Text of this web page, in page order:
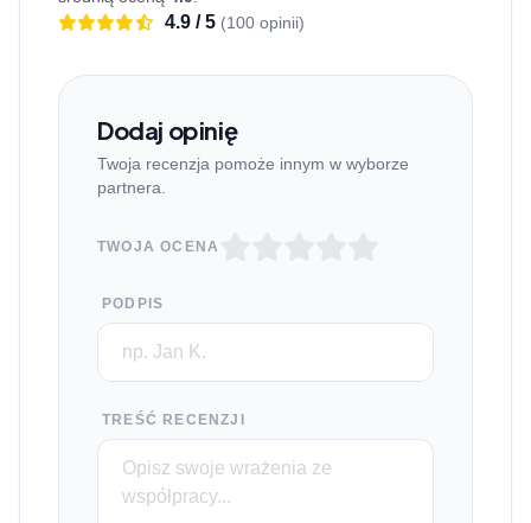
4.9 / 5 (100 opinii)
Dodaj opinię
Twoja recenzja pomoże innym w wyborze
partnera.
TWOJA OCENA
PODPIS
TREŚĆ RECENZJI